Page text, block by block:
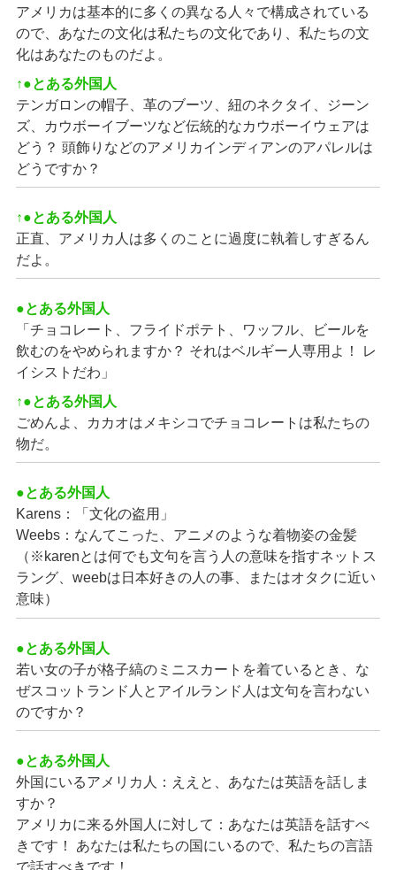
アメリカは基本的に多くの異なる人々で構成されている
ので、あなたの文化は私たちの文化であり、私たちの文
化はあなたのものだよ。
↑●とある外国人
テンガロンの帽子、革のブーツ、紐のネクタイ、ジーン
ズ、カウボーイブーツなど伝統的なカウボーイウェアは
どう？ 頭飾りなどのアメリカインディアンのアパレルは
どうですか？
↑●とある外国人
正直、アメリカ人は多くのことに過度に執着しすぎるん
だよ。
●とある外国人
「チョコレート、フライドポテト、ワッフル、ビールを
飲むのをやめられますか？ それはベルギー人専用よ！ レ
イシストだわ」
↑●とある外国人
ごめんよ、カカオはメキシコでチョコレートは私たちの
物だ。
●とある外国人
Karens：「文化の盗用」
Weebs：なんてこった、アニメのような着物姿の金髪
（※karenとは何でも文句を言う人の意味を指すネットス
ラング、weebは日本好きの人の事、またはオタクに近い
意味）
●とある外国人
若い女の子が格子縞のミニスカートを着ているとき、な
ぜスコットランド人とアイルランド人は文句を言わない
のですか？
●とある外国人
外国にいるアメリカ人：ええと、あなたは英語を話しま
すか？
アメリカに来る外国人に対して：あなたは英語を話すべ
きです！ あなたは私たちの国にいるので、私たちの言語
で話すべきです！